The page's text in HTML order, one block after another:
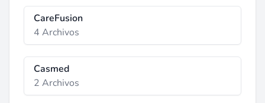
CareFusion
4 Archivos
Casmed
2 Archivos